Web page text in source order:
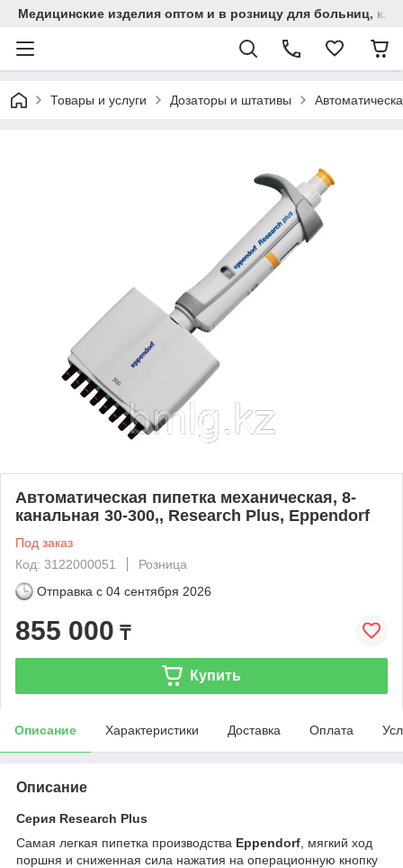
Медицинские изделия оптом и в розницу для больниц,
Товары и услуги Дозаторы и штативы
Автоматическая пипетка механическая, 8-
канальная 30-300,, Research Plus, Eppendorf
Под заказ
Код: 3122000051
Розница
Отправка с 04 сентября 2026
855 000 ₸
Купить
Описание Характеристики Доставка Оплата
Описание
Серия Research Plus
Самая легкая пипетка производства Eppendorf , мягкий ход
поршня и сниженная сила нажатия на операционную кнопку